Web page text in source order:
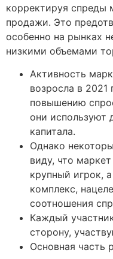
корректируя спреды
продажи. Это
особенно на рынках
низкими объемами
Активность
возросла в 2021
повышению
они используют
капитала.
Однако
виду, что
крупный игрок,
комплекс,
соотношения
Каждый
сторону,
Основная часть